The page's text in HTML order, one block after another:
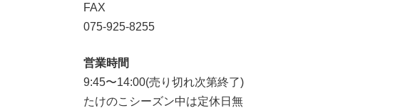
FAX
075-925-8255
営業時間
9:45〜14:00(売り切れ次第終了)
たけのこシーズン中は定休日無